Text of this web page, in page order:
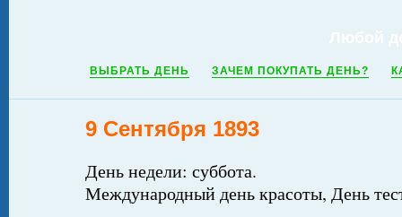
ВЫБРАТЬ ДЕНЬ ЗАЧЕМ ПОКУПАТЬ ДЕНЬ?
9 Сентября 1893
День недели: суббота.
Международный день красоты, День